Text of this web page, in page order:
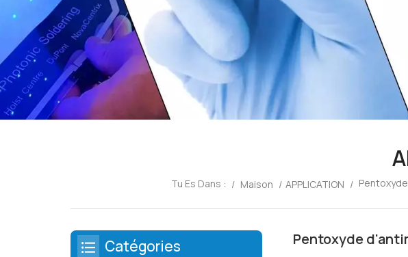
Tu Es Dans : / Maison / APPLICATION /
Pentoxyde
Catégories